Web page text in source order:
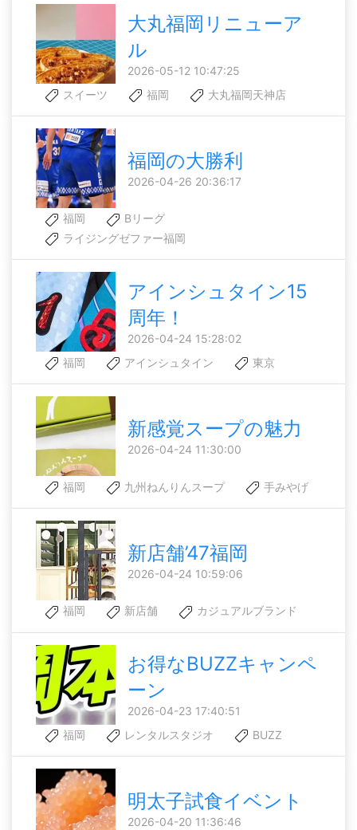
大丸福岡リニューア
ル
2026-05-12 10:47:25
スイーツ
福岡 大丸福岡天神店
福岡の大勝利
2026-04-26 20:36:17
福岡
Bリーグ
ライジングゼファー福岡
アインシュタイン15
周年！
2026-04-24 15:28:02
福岡
アインシュタイン 東京
新感覚スープの魅力
2026-04-24 11:30:00
福岡 九州ねんりんスープ 手みやげ
新店舗’47福岡
2026-04-24 10:59:06
福岡 新店舗 カジュアルブランド
お得なBUZZキャンペ
ーン
2026-04-23 17:40:51
福岡
レンタルスタジオ BUZZ
明太子試食イベント
2026-04-20 11:36:46